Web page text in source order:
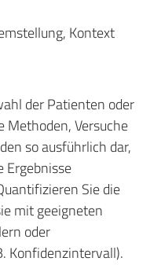
Kontext
der Patienten oder
Methoden, Versuche
so ausführlich dar,
Ergebnisse
Sie die
mit geeigneten
oder
Konfidenzintervall).